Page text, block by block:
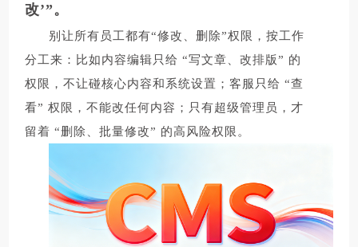
改’”。
别让所有员工都有“修改、删除”权限，按工作
分工来：比如内容编辑只给 “写文章、改排版” 的
权限，不让碰核心内容和系统设置；客服只给 “查
看” 权限，不能改任何内容；只有超级管理员，才
留着 “删除、批量修改” 的高风险权限。